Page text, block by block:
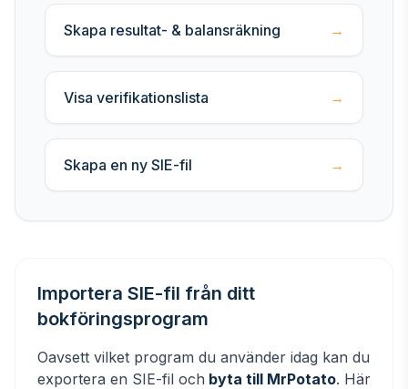
Skapa resultat- & balansräkning →
Visa verifikationslista →
Skapa en ny SIE-fil →
Importera SIE-fil från ditt
bokföringsprogram
Oavsett vilket program du använder idag kan du
exportera en SIE-fil och byta till MrPotato. Här